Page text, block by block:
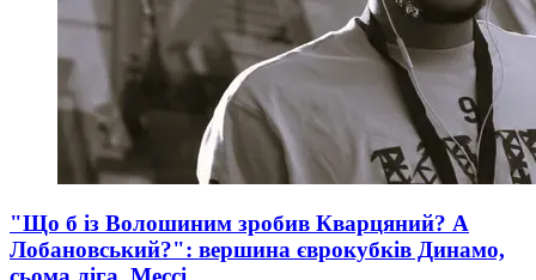
"Що б із Волошиним зробив Кварцяний? А
Лобановський?": вершина єврокубків Динамо,